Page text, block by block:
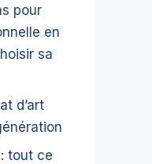
pour
en
sa
d’art
tout ce